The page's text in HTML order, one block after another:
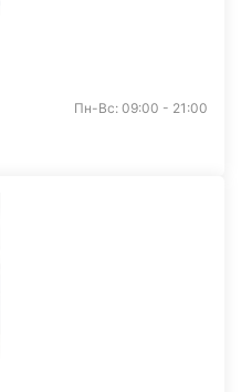
Пн-Вс: 09:00 - 21:00